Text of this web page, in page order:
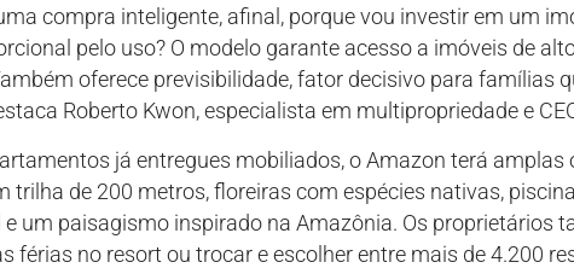
compra inteligente, afinal, porque vou investir em um
pelo uso? O modelo garante acesso a imóveis de
oferece previsibilidade, fator decisivo para famílias
Roberto Kwon, especialista em multipropriedade e
já entregues mobiliados, o Amazon terá amplas
trilha de 200 metros, floreiras com espécies nativas,
um paisagismo inspirado na Amazônia. Os proprietários
férias no resort ou trocar e escolher entre mais de 4.200